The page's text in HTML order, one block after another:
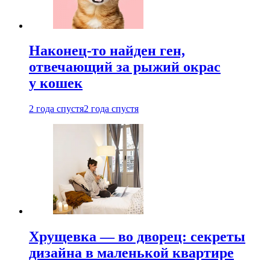
Наконец-то найден ген,
отвечающий за рыжий окрас
у кошек
2 года спустя2 года спустя
Хрущевка — во дворец: секреты
дизайна в маленькой квартире